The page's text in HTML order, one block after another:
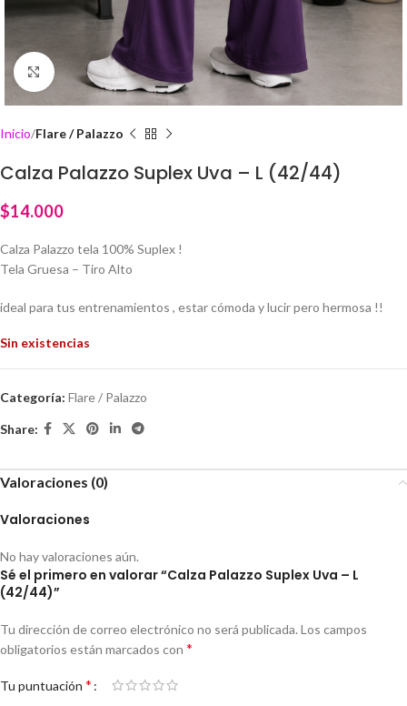
Click to enlarge
Inicio Flare / Palazzo
Calza Palazzo Suplex Uva – L (42/44)
$14.000
Calza Palazzo tela 100% Suplex !
Tela Gruesa – Tiro Alto
ideal para tus entrenamientos , estar cómoda y lucir pero hermosa !!
Sin existencias
Categoría: Flare / Palazzo
Share:
Valoraciones (0)
Valoraciones
No hay valoraciones aún.
Sé el primero en valorar “Calza Palazzo Suplex Uva – L
(42/44)”
Tu dirección de correo electrónico no será publicada.Los campos
obligatorios están marcados con *
Tu puntuación *